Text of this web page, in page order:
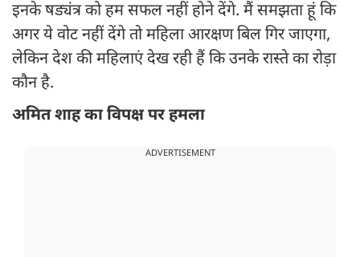
इनके षड्यंत्र को हम सफल नहीं होने देंगे. मैं समझता हूं कि
अगर ये वोट नहीं देंगे तो महिला आरक्षण बिल गिर जाएगा,
लेकिन देश की महिलाएं देख रही हैं कि उनके रास्ते का रोड़ा
कौन है.
अमित शाह का विपक्ष पर हमला
ADVERTISEMENT